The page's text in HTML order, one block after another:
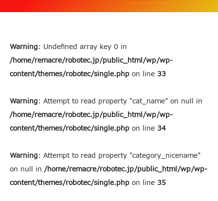
Warning: Undefined array key 0 in
/home/remacre/robotec.jp/public_html/wp/wp-
content/themes/robotec/single.php on line 33
Warning: Attempt to read property "cat_name" on null in
/home/remacre/robotec.jp/public_html/wp/wp-
content/themes/robotec/single.php on line 34
Warning: Attempt to read property "category_nicename"
on null in /home/remacre/robotec.jp/public_html/wp/wp-
content/themes/robotec/single.php on line 35